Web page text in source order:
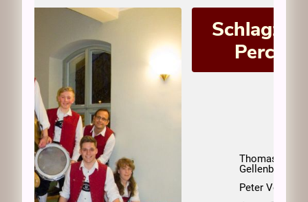
Thomas
Gellenbeck
Peter Vogt